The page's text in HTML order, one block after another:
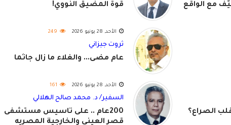
مع الواقع قوة المضيق النووي!
الأحد, 28 يونيو 2026 249
ثروت جيزاني
عام مضى... والغلاء ما زال جاثماً
الصراع؟
الأحد, 28 يونيو 2026 161
السفير/ د. محمد صالح الهلالي
200عام .. على تاسيس مستشفى
قصر العيني والخارجية المصريه